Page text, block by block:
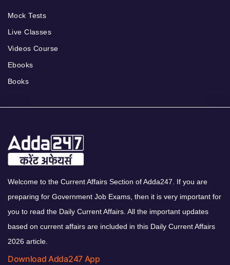
Mock Tests
Live Classes
Videos Course
Ebooks
Books
Welcome to the Current Affairs Section of Adda247. If you are
preparing for Government Job Exams, then it is very important for
you to read the Daily Current Affairs. All the important updates
based on current affairs are included in this Daily Current Affairs
2026 article.
Download Adda247 App